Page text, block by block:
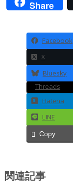
Share
Facebook
X
Bluesky
Threads
Hatena
LINE
Copy
関連記事